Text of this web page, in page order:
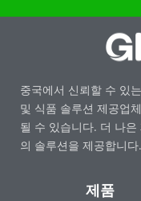
중국에서 신뢰할 수 있
및 식품 솔루션 제공업
될 수 있습니다. 더 나
의 솔루션을 제공합니다.
제품